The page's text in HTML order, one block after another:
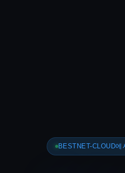
BESTNET-CLOUD에